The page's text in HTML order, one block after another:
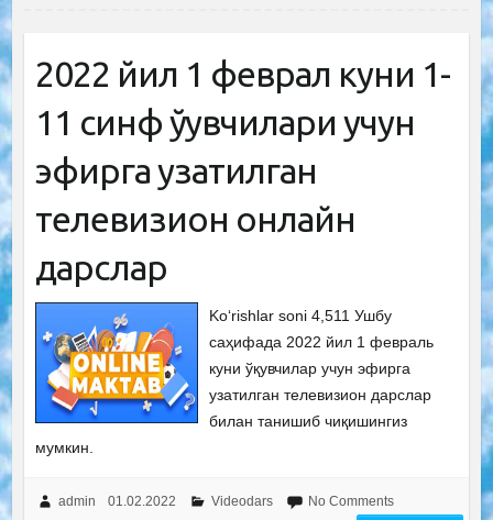
2022 йил 1 феврал куни 1-
11 синф ўқувчилари учун
эфирга узатилган
телевизион онлайн
дарслар
Ko‘rishlar soni 4,511 Ушбу
саҳифада 2022 йил 1 февраль
куни ўқувчилар учун эфирга
узатилган телевизион дарслар
билан танишиб чиқишингиз
мумкин.
admin 01.02.2022 Videodars No Comments